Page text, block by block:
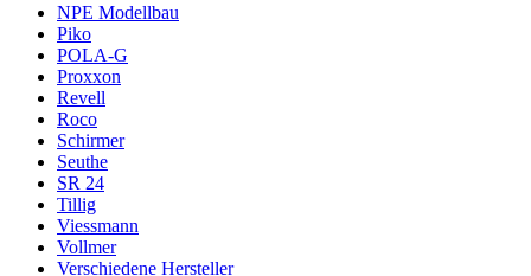
NPE Modellbau
Piko
POLA-G
Proxxon
Revell
Roco
Schirmer
Seuthe
SR 24
Tillig
Viessmann
Vollmer
Verschiedene Hersteller